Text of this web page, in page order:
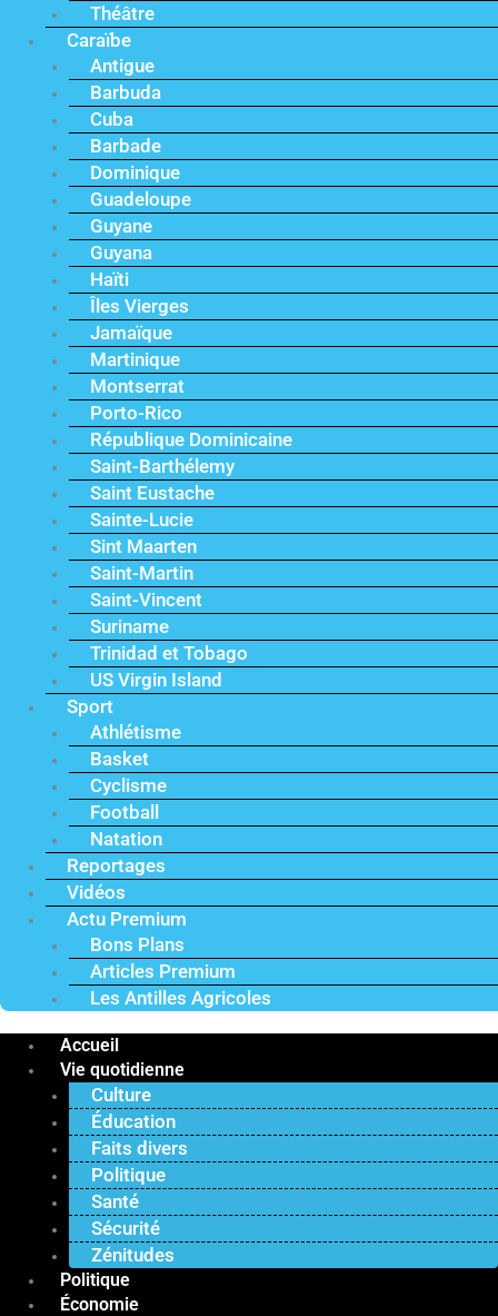
Théâtre
Caraïbe
Antigue
Barbuda
Cuba
Barbade
Dominique
Guadeloupe
Guyane
Guyana
Haïti
Îles Vierges
Jamaïque
Martinique
Montserrat
Porto-Rico
République Dominicaine
Saint-Barthélemy
Saint Eustache
Sainte-Lucie
Sint Maarten
Saint-Martin
Saint-Vincent
Suriname
Trinidad et Tobago
US Virgin Island
Sport
Athlétisme
Basket
Cyclisme
Football
Natation
Reportages
Vidéos
Actu Premium
Bons Plans
Articles Premium
Les Antilles Agricoles
Accueil
Vie quotidienne
Culture
Éducation
Faits divers
Politique
Santé
Sécurité
Zénitudes
Politique
Économie